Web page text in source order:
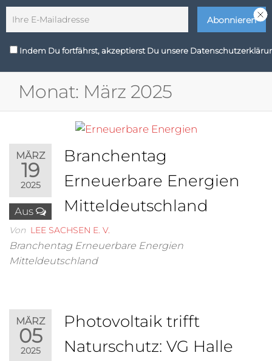
Zum
Inhalt
Wir sind Zukunft
LEE
Sachsen
e. V.
MENÜ
Monat: März 2025
MÄRZ
19
2025
Aus
Branchentag
Erneuerbare Energien
Mitteldeutschland
Von LEE SACHSEN E. V.
Branchentag Erneuerbare Energien
Mitteldeutschland
MÄRZ
05
2025
Photovoltaik trifft
Naturschutz: VG Halle
Indem Du fortfährst, akzeptierst Du unsere